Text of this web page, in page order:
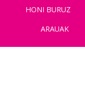
HONI BURUZ
ARAUAK